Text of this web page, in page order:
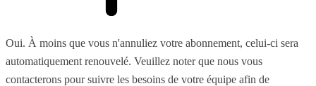
Oui. À moins que vous n'annuliez votre abonnement, celui-ci sera
automatiquement renouvelé. Veuillez noter que nous vous
contacterons pour suivre les besoins de votre équipe afin de